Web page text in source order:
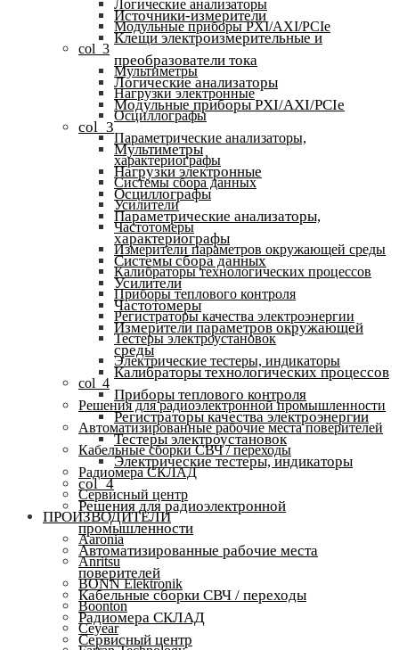
Логические анализаторы
Модульные приборы PXI/AXI/PCIe
col_3
Мультиметры
Нагрузки электронные
Осциллографы
Параметрические анализаторы,
характериографы
Системы сбора данных
Усилители
Частотомеры
Измерители параметров окружающей среды
Калибраторы технологических процессов
Приборы теплового контроля
Регистраторы качества электроэнергии
Тестеры электроустановок
Электрические тестеры, индикаторы
col_4
Решения для радиоэлектронной промышленности
Автоматизированные рабочие места поверителей
Кабельные сборки СВЧ / переходы
Радиомера СКЛАД
Сервисный центр
ПРОИЗВОДИТЕЛИ
Aaronia
Anritsu
BONN Elektronik
Boonton
Ceyear
Источники-измерители
Клещи электроизмерительные и
преобразователи тока
Логические анализаторы
Модульные приборы PXI/AXI/PCIe
col_3
Мультиметры
Нагрузки электронные
Осциллографы
Параметрические анализаторы,
характериографы
Системы сбора данных
Усилители
Частотомеры
Измерители параметров окружающей
среды
Калибраторы технологических процессов
Приборы теплового контроля
Регистраторы качества электроэнергии
Тестеры электроустановок
Электрические тестеры, индикаторы
col_4
Решения для радиоэлектронной
промышленности
Автоматизированные рабочие места
поверителей
Кабельные сборки СВЧ / переходы
Радиомера СКЛАД
Сервисный центр